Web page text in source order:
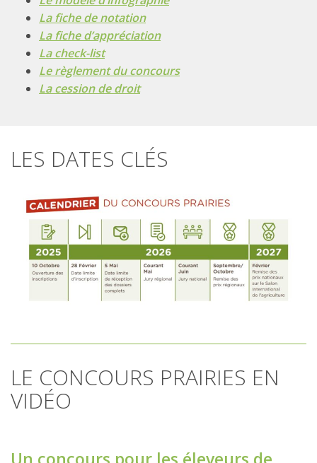
La fiche de notation
La fiche d’appréciation
La check-list
Le règlement du concours
La cession de droit
LES DATES CLÉS
LE CONCOURS PRAIRIES EN
VIDÉO